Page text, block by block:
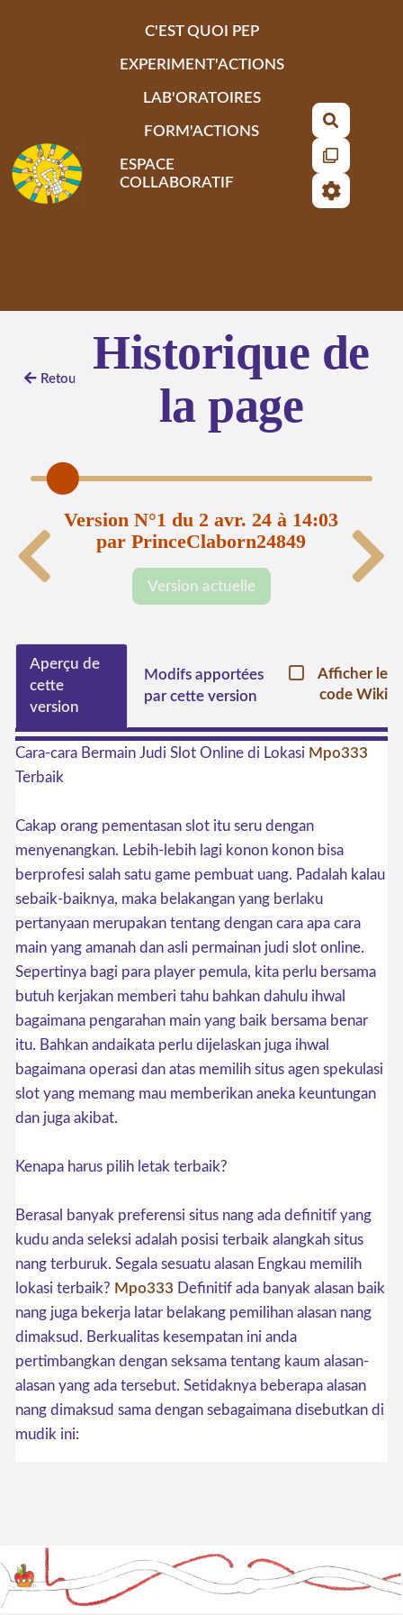
C'EST QUOI PEP
EXPERIMENT'ACTIONS
LAB'ORATOIRES
FORM'ACTIONS
ESPACE
COLLABORATIF
Retour
Historique de
la page
Version N°1 du 2 avr. 24 à 14:03
par PrinceClaborn24849
Version actuelle
Aperçu de
cette
version
Modifs apportées
par cette version
Afficher le
code Wiki